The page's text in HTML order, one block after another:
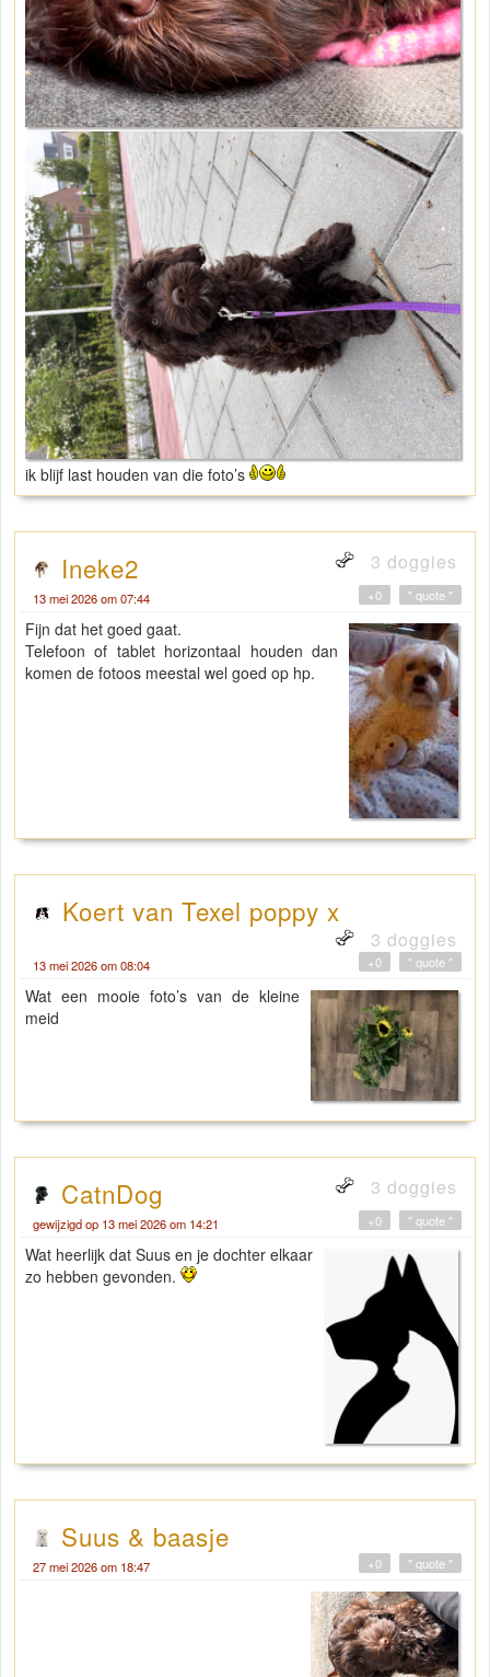
ik blijf last houden van die foto’s
Ineke2 3 doggies
13 mei 2026 om 07:44 " quote "
+0
Fijn dat het goed gaat.
Telefoon of tablet horizontaal houden dan
komen de fotoos meestal wel goed op hp.
Koert van Texel poppy x
3 doggies
13 mei 2026 om 08:04 " quote "
+0
Wat een mooie foto’s van de kleine
meid
CatnDog 3 doggies
gewijzigd op 13 mei 2026 om 14:21 " quote "
+0
Wat heerlijk dat Suus en je dochter elkaar
zo hebben gevonden.
Suus & baasje
27 mei 2026 om 18:47 " quote "
+0